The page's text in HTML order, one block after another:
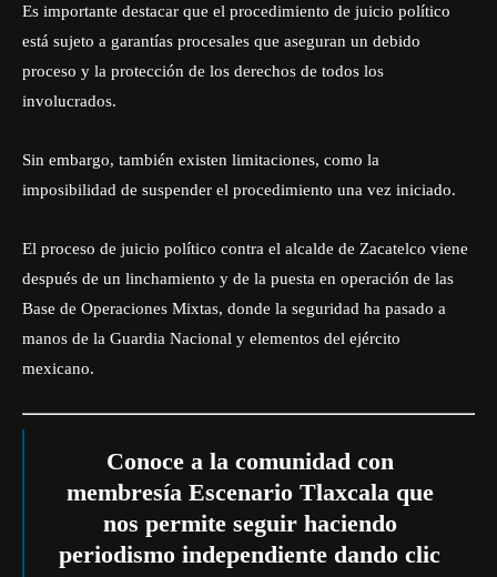
Es importante destacar que el procedimiento de juicio político
está sujeto a garantías procesales que aseguran un debido
proceso y la protección de los derechos de todos los
involucrados.
Sin embargo, también existen limitaciones, como la
imposibilidad de suspender el procedimiento una vez iniciado.
El proceso de juicio político contra el alcalde de Zacatelco viene
después de un linchamiento y de la puesta en operación de las
Base de Operaciones Mixtas, donde la seguridad ha pasado a
manos de la Guardia Nacional y elementos del ejército
mexicano.
Conoce a la comunidad con
membresía Escenario Tlaxcala que
nos permite seguir haciendo
periodismo independiente dando clic